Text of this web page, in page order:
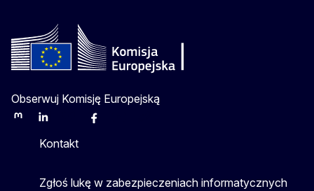
Obserwuj Komisję Europejską
MastodonLinkedInBlueskyFacebook
Kontakt
Zgłoś lukę w zabezpieczeniach informatycznych